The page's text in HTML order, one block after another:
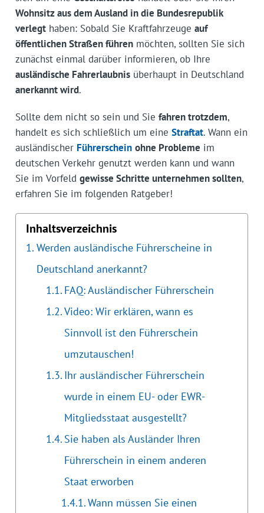
Wohnsitz aus dem Ausland in die Bundesrepublik
verlegthaben: Sobald Sie Kraftfahrzeuge auf
öffentlichen Straßen führenmöchten, sollten Sie sich
zunächst einmal darüber informieren, ob Ihre
ausländische Fahrerlaubnisüberhaupt in Deutschland
anerkannt wird.
Sollte dem nicht so sein und Sie fahren trotzdem,
handelt es sich schließlich um eine Straftat. Wann ein
ausländischer Führerschein ohne Probleme im
deutschen Verkehr genutzt werden kann und wann
Sie im Vorfeld gewisse Schritte unternehmen sollten,
erfahren Sie im folgenden Ratgeber!
Inhaltsverzeichnis
Werden ausländische Führerscheine in
Deutschland anerkannt?
FAQ: Ausländischer Führerschein
Video: Wir erklären, wann es
Sinnvoll ist den Führerschein
umzutauschen!
Ihr ausländischer Führerschein
wurde in einem EU- oder EWR-
Mitgliedsstaat ausgestellt?
Sie haben als Ausländer Ihren
Führerschein in einem anderen
Staat erworben
Wann müssen Sie einen